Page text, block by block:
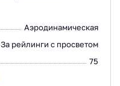
Аэродинамическая
За рейлинги с просветом
75